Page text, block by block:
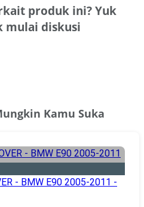
produk ini? Yuk
mulai diskusi
Kamu Suka
- BMW E90 2005-2011 -